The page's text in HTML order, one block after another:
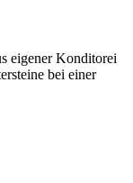
eigener Konditorei
bei einer